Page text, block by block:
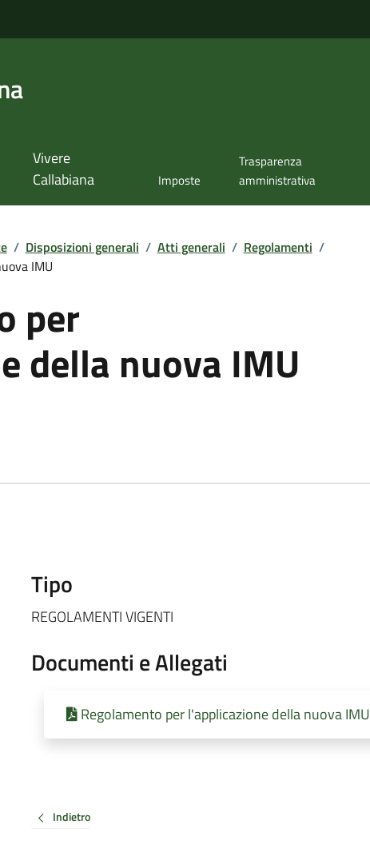
Vivere
Callabiana
Imposte
Trasparenza
amministrativa
/ Disposizioni generali / Atti generali / Regolamenti /
IMU
per
della nuova IMU
Tipo
REGOLAMENTI VIGENTI
Documenti e Allegati
Regolamento per l'applicazione della nuova IMU
Indietro